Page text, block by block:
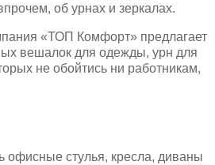
об урнах и зеркалах.
«ТОП Комфорт» предлагает
вешалок для одежды, урн для
не обойтись ни работникам,